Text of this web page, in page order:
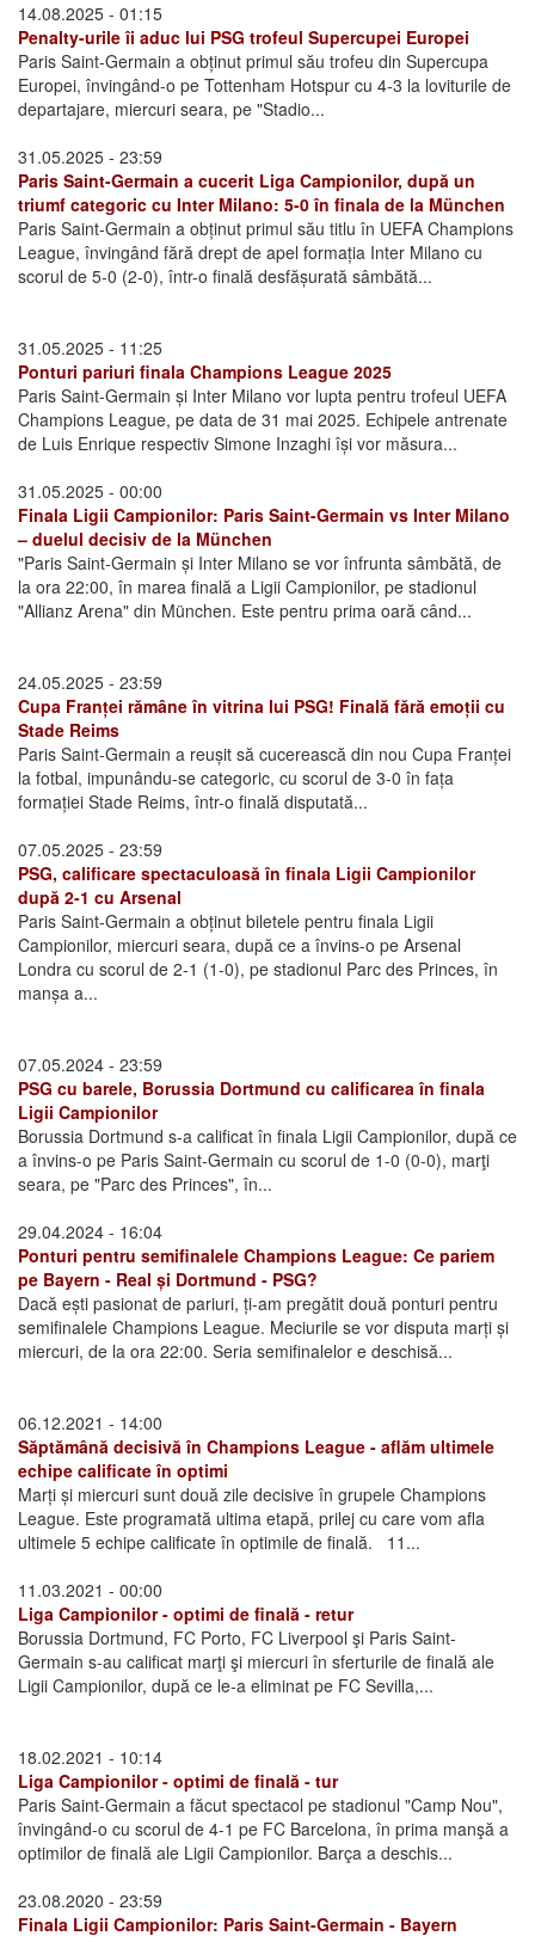
14.08.2025 - 01:15
Penalty-urile îi aduc lui PSG trofeul Supercupei Europei
Paris Saint-Germain a obținut primul său trofeu din Supercupa
Europei, învingând-o pe Tottenham Hotspur cu 4-3 la loviturile de
departajare, miercuri seara, pe "Stadio...
31.05.2025 - 23:59
Paris Saint-Germain a cucerit Liga Campionilor, după un
triumf categoric cu Inter Milano: 5-0 în finala de la München
Paris Saint-Germain a obținut primul său titlu în UEFA Champions
League, învingând fără drept de apel formația Inter Milano cu
scorul de 5-0 (2-0), într-o finală desfășurată sâmbătă...
31.05.2025 - 11:25
Ponturi pariuri finala Champions League 2025
Paris Saint-Germain și Inter Milano vor lupta pentru trofeul UEFA
Champions League, pe data de 31 mai 2025. Echipele antrenate
de Luis Enrique respectiv Simone Inzaghi își vor măsura...
31.05.2025 - 00:00
Finala Ligii Campionilor: Paris Saint-Germain vs Inter Milano
– duelul decisiv de la München
"Paris Saint-Germain și Inter Milano se vor înfrunta sâmbătă, de
la ora 22:00, în marea finală a Ligii Campionilor, pe stadionul
"Allianz Arena" din München. Este pentru prima oară când...
24.05.2025 - 23:59
Cupa Franței rămâne în vitrina lui PSG! Finală fără emoții cu
Stade Reims
Paris Saint-Germain a reușit să cucerească din nou Cupa Franței
la fotbal, impunându-se categoric, cu scorul de 3-0 în fața
formației Stade Reims, într-o finală disputată...
07.05.2025 - 23:59
PSG, calificare spectaculoasă în finala Ligii Campionilor
după 2-1 cu Arsenal
Paris Saint-Germain a obținut biletele pentru finala Ligii
Campionilor, miercuri seara, după ce a învins-o pe Arsenal
Londra cu scorul de 2-1 (1-0), pe stadionul Parc des Princes, în
manșa a...
07.05.2024 - 23:59
PSG cu barele, Borussia Dortmund cu calificarea în finala
Ligii Campionilor
Borussia Dortmund s-a calificat în finala Ligii Campionilor, după ce
a învins-o pe Paris Saint-Germain cu scorul de 1-0 (0-0), marţi
seara, pe "Parc des Princes", în...
29.04.2024 - 16:04
Ponturi pentru semifinalele Champions League: Ce pariem
pe Bayern - Real și Dortmund - PSG?
Dacă ești pasionat de pariuri, ți-am pregătit două ponturi pentru
semifinalele Champions League. Meciurile se vor disputa marți și
miercuri, de la ora 22:00. Seria semifinalelor e deschisă...
06.12.2021 - 14:00
Săptămână decisivă în Champions League - aflăm ultimele
echipe calificate în optimi
Marți și miercuri sunt două zile decisive în grupele Champions
League. Este programată ultima etapă, prilej cu care vom afla
ultimele 5 echipe calificate în optimile de finală. 11...
11.03.2021 - 00:00
Liga Campionilor - optimi de finală - retur
Borussia Dortmund, FC Porto, FC Liverpool şi Paris Saint-
Germain s-au calificat marţi şi miercuri în sferturile de finală ale
Ligii Campionilor, după ce le-a eliminat pe FC Sevilla,...
18.02.2021 - 10:14
Liga Campionilor - optimi de finală - tur
Paris Saint-Germain a făcut spectacol pe stadionul "Camp Nou",
învingând-o cu scorul de 4-1 pe FC Barcelona, în prima manşă a
optimilor de finală ale Ligii Campionilor. Barça a deschis...
23.08.2020 - 23:59
Finala Ligii Campionilor: Paris Saint-Germain - Bayern